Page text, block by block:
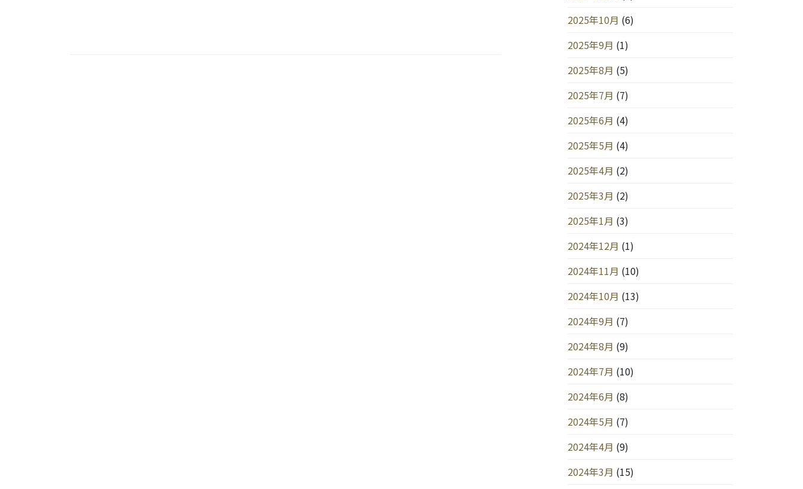
2025年10月 (6)
2025年9月 (1)
2025年8月 (5)
2025年7月 (7)
2025年6月 (4)
2025年5月 (4)
2025年4月 (2)
2025年3月 (2)
2025年1月 (3)
2024年12月 (1)
2024年11月 (10)
2024年10月 (13)
2024年9月 (7)
2024年8月 (9)
2024年7月 (10)
2024年6月 (8)
2024年5月 (7)
2024年4月 (9)
2024年3月 (15)